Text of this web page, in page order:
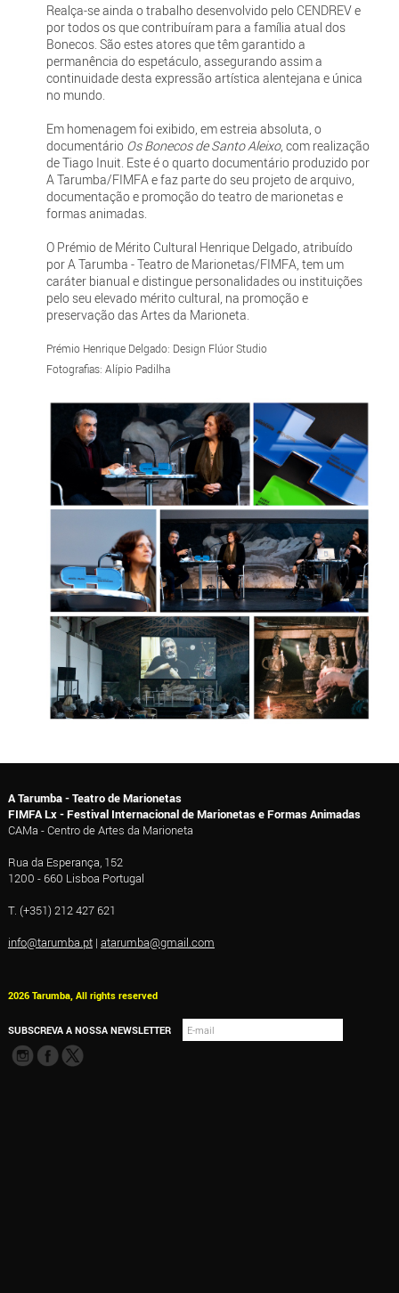
Realça-se ainda o trabalho desenvolvido pelo CENDREV e
por todos os que contribuíram para a família atual dos
Bonecos. São estes atores que têm garantido a
permanência do espetáculo, assegurando assim a
continuidade desta expressão artística alentejana e única
no mundo.
Em homenagem foi exibido, em estreia absoluta, o
documentário Os Bonecos de Santo Aleixo, com realização
de Tiago Inuit. Este é o quarto documentário produzido por
A Tarumba/FIMFA e faz parte do seu projeto de arquivo,
documentação e promoção do teatro de marionetas e
formas animadas.
O Prémio de Mérito Cultural Henrique Delgado, atribuído
por A Tarumba - Teatro de Marionetas/FIMFA, tem um
caráter bianual e distingue personalidades ou instituições
pelo seu elevado mérito cultural, na promoção e
preservação das Artes da Marioneta.
Prémio Henrique Delgado: Design Flúor Studio
Fotografias: Alípio Padilha
A Tarumba - Teatro de Marionetas
FIMFA Lx - Festival Internacional de Marionetas e Formas Animadas
CAMa - Centro de Artes da Marioneta
Rua da Esperança, 152
1200 - 660 Lisboa Portugal
T. (+351) 212 427 621
info@tarumba.pt| atarumba@gmail.com
2026 Tarumba, All rights reserved
SUBSCREVA A NOSSA NEWSLETTER